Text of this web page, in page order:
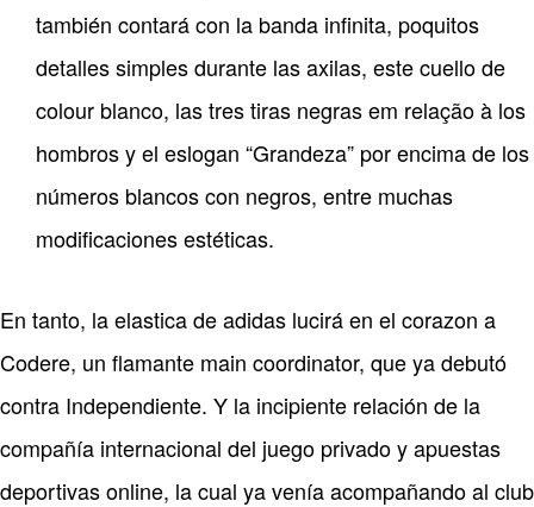
también contará con la banda infinita, poquitos
detalles simples durante las axilas, este cuello de
colour blanco, las tres tiras negras em relação à los
hombros y el eslogan “Grandeza” por encima de los
números blancos con negros, entre muchas
modificaciones estéticas.
En tanto, la elastica de adidas lucirá en el corazon a
Codere, un flamante main coordinator, que ya debutó
contra Independiente. Y la incipiente relación de la
compañía internacional del juego privado y apuestas
deportivas online, la cual ya venía acompañando al club